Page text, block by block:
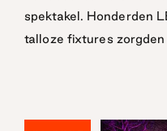
spektakel. Honderden
talloze fixtures zorgden